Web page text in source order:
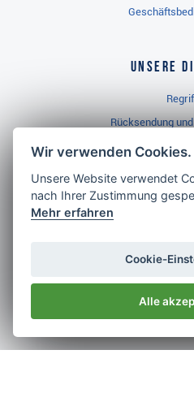
Unsere
Rücksendung
Golf
Wir verwenden Cookies.
Unsere Website verwendet
nach Ihrer Zustimmung
Mehr erfahren
Cookie-
Alle